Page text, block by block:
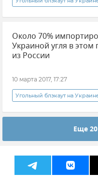
Новости Ситуация на
Около 70%
Украиной угля в этом
из России
10 марта 2017, 17:27
Угольный блэкаут на
Новости Ситуация на
Еще